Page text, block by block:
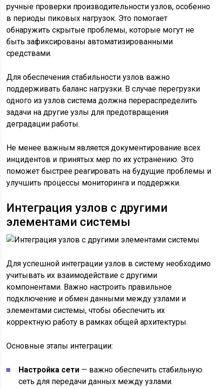
ручные проверки производительности узлов, особенно
в периоды пиковых нагрузок. Это помогает
обнаружить скрытые проблемы, которые могут не
быть зафиксированы автоматизированными
средствами.
Для обеспечения стабильности узлов важно
поддерживать баланс нагрузки. В случае перегрузки
одного из узлов система должна перераспределить
задачи на другие узлы для предотвращения
деградации работы.
Не менее важным является документирование всех
инцидентов и принятых мер по их устранению. Это
поможет быстрее реагировать на будущие проблемы и
улучшить процессы мониторинга и поддержки.
Интеграция узлов с другими
элементами системы
Для успешной интеграции узлов в систему необходимо
учитывать их взаимодействие с другими
компонентами. Важно настроить правильное
подключение и обмен данными между узлами и
элементами системы, чтобы обеспечить их
корректную работу в рамках общей архитектуры.
Основные этапы интеграции:
Настройка сети — важно обеспечить стабильную
сеть для передачи данных между узлами.